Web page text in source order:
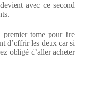
avec ce second
premier tome pour lire
d’offrir les deux car si
obligé d’aller acheter